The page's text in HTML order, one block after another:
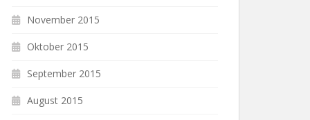
November 2015
Oktober 2015
September 2015
August 2015